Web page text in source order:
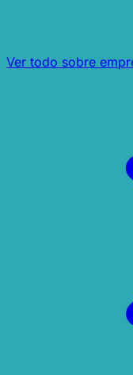
Ver todo sobre